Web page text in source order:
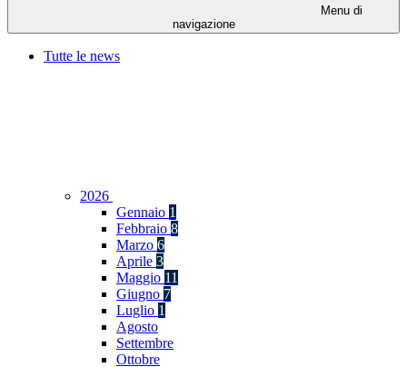
Menu di
navigazione
Tutte le news
2026
Gennaio 1
Febbraio 8
Marzo 6
Aprile 3
Maggio 11
Giugno 7
Luglio 1
Agosto
Settembre
Ottobre